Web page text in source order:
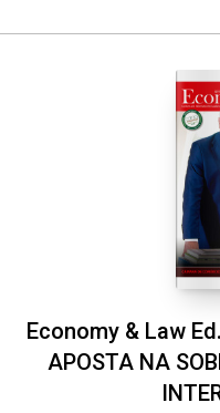
Economy & Law
APOSTA NA